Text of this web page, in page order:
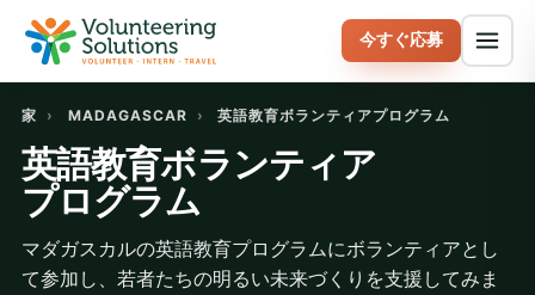
今すぐ応募
家 › MADAGASCAR › 英語教育ボランティアプログラム
英語教育ボランティア
プログラム
マダガスカルの英語教育プログラムにボランティアとし
て参加し、若者たちの明るい未来づくりを支援してみま